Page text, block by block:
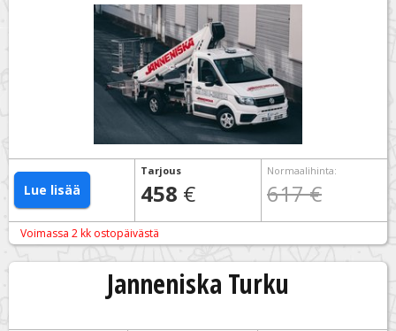
Lue lisää
Tarjous
458 €
Normaalihinta:
617 €
Voimassa 2 kk ostopäivästä
Janneniska Turku